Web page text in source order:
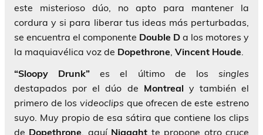
este misterioso dúo, no apto para mantener la
cordura y si para liberar tus ideas más perturbadas,
se encuentra el componente Double D a los motores y
la maquiavélica voz de Dopethrone, Vincent Houde.
“Sloopy Drunk” es el último de lossingles
destapados por el dúo de Montreal y también el
primero de los videoclips que ofrecen de este estreno
suyo. Muy propio de esa sátira que contiene los clips
de Dopethrone, aquí Niggght te propone otro cruce